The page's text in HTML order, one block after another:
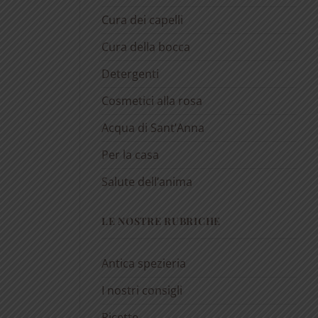
Cura dei capelli
Cura della bocca
Detergenti
Cosmetici alla rosa
Acqua di Sant’Anna
Per la casa
Salute dell’anima
LE NOSTRE RUBRICHE
Antica spezieria
I nostri consigli